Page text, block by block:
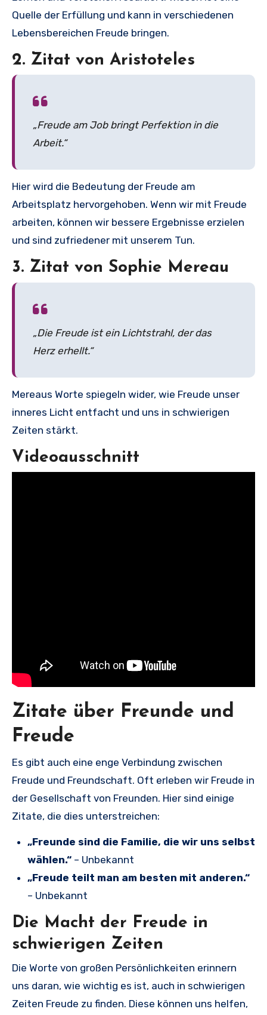
Quelle der Erfüllung und kann in verschiedenen
Lebensbereichen Freude bringen.
2. Zitat von Aristoteles
„Freude am Job bringt Perfektion in die
Arbeit.“
Hier wird die Bedeutung der Freude am
Arbeitsplatz hervorgehoben. Wenn wir mit Freude
arbeiten, können wir bessere Ergebnisse erzielen
und sind zufriedener mit unserem Tun.
3. Zitat von Sophie Mereau
„Die Freude ist ein Lichtstrahl, der das
Herz erhellt.“
Mereaus Worte spiegeln wider, wie Freude unser
inneres Licht entfacht und uns in schwierigen
Zeiten stärkt.
Videoausschnitt
Zitate über Freunde und
Freude
Es gibt auch eine enge Verbindung zwischen
Freude und Freundschaft. Oft erleben wir Freude in
der Gesellschaft von Freunden. Hier sind einige
Zitate, die dies unterstreichen:
„Freunde sind die Familie, die wir uns selbst
wählen.“ – Unbekannt
„Freude teilt man am besten mit anderen.“
– Unbekannt
Die Macht der Freude in
schwierigen Zeiten
Die Worte von großen Persönlichkeiten erinnern
uns daran, wie wichtig es ist, auch in schwierigen
Zeiten Freude zu finden. Diese können uns helfen,